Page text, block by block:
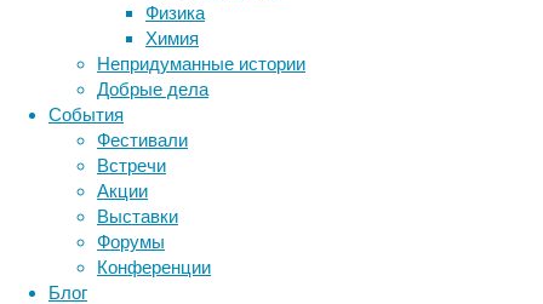
Физика
Химия
Непридуманные истории
Добрые дела
События
Фестивали
Встречи
Акции
Выставки
Форумы
Конференции
Блог
высока.
Данные
разнятся,
но
в
целом
можно
говорить
об
1
человеке
нейрофизиология
палеонтология
поведение
сон
физиология
эмоции